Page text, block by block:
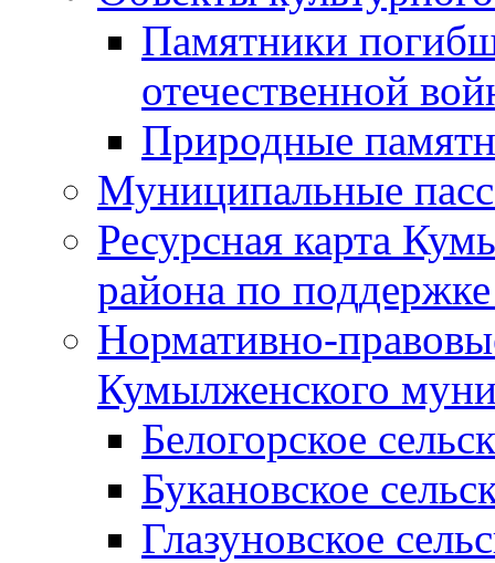
Памятники
отечественной
Природные
Муниципальные
Ресурсная карта
района по
Нормативно-
Кумылженского
Белогорское
Букановское
Глазуновское